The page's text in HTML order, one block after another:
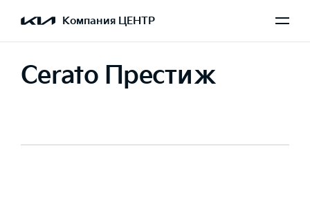
Компания ЦЕНТР
Cerato Престиж